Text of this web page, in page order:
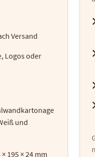
Versand
Logos oder
und
× 195 × 24 mm